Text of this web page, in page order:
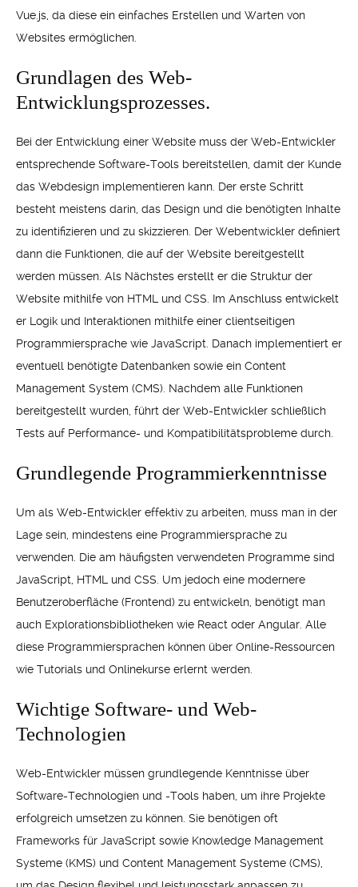
Vue.js, da diese ein einfaches Erstellen und Warten von
Websites ermöglichen.
Grundlagen des Web-
Entwicklungsprozesses.
Bei der Entwicklung einer Website muss der Web-Entwickler
entsprechende Software-Tools bereitstellen, damit der Kunde
das Webdesign implementieren kann. Der erste Schritt
besteht meistens darin, das Design und die benötigten Inhalte
zu identifizieren und zu skizzieren. Der Webentwickler definiert
dann die Funktionen, die auf der Website bereitgestellt
werden müssen. Als Nächstes erstellt er die Struktur der
Website mithilfe von HTML und CSS. Im Anschluss entwickelt
er Logik und Interaktionen mithilfe einer clientseitigen
Programmiersprache wie JavaScript. Danach implementiert er
eventuell benötigte Datenbanken sowie ein Content
Management System (CMS). Nachdem alle Funktionen
bereitgestellt wurden, führt der Web-Entwickler schließlich
Tests auf Performance- und Kompatibilitätsprobleme durch.
Grundlegende Programmierkenntnisse
Um als Web-Entwickler effektiv zu arbeiten, muss man in der
Lage sein, mindestens eine Programmiersprache zu
verwenden. Die am häufigsten verwendeten Programme sind
JavaScript, HTML und CSS. Um jedoch eine modernere
Benutzeroberfläche (Frontend) zu entwickeln, benötigt man
auch Explorationsbibliotheken wie React oder Angular. Alle
diese Programmiersprachen können über Online-Ressourcen
wie Tutorials und Onlinekurse erlernt werden.
Wichtige Software- und Web-
Technologien
Web-Entwickler müssen grundlegende Kenntnisse über
Software-Technologien und -Tools haben, um ihre Projekte
erfolgreich umsetzen zu können. Sie benötigen oft
Frameworks für JavaScript sowie Knowledge Management
Systeme (KMS) und Content Management Systeme (CMS),